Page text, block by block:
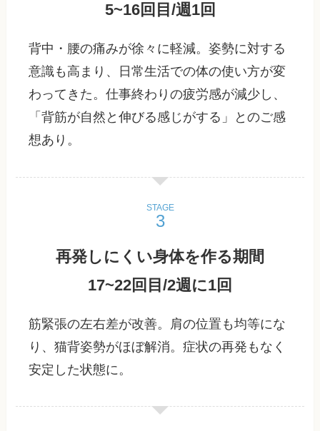
5~16回目/週1回
背中・腰の痛みが徐々に軽減。姿勢に対する
意識も高まり、日常生活での体の使い方が変
わってきた。仕事終わりの疲労感が減少し、
「背筋が自然と伸びる感じがする」とのご感
想あり。
STAGE
再発しにくい身体を作る期間
17~22回目/2週に1回
筋緊張の左右差が改善。肩の位置も均等にな
り、猫背姿勢がほぼ解消。症状の再発もなく
安定した状態に。